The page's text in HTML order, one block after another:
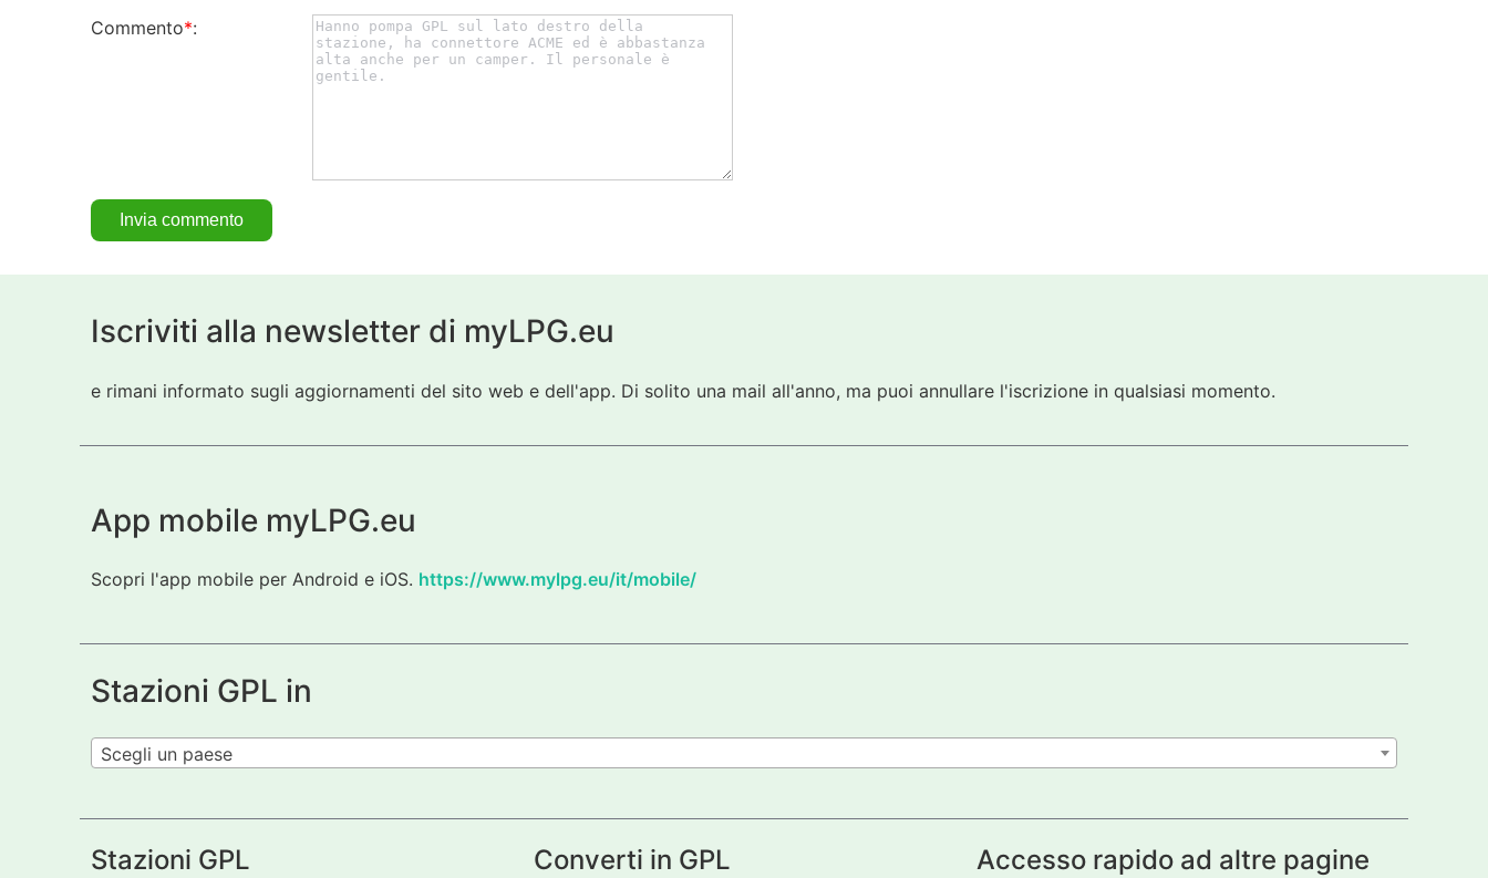
Commento*:
Iscriviti alla newsletter di myLPG.eu
e rimani informato sugli aggiornamenti del sito web e dell'app. Di solito una mail all'anno, ma puoi annullare l'iscrizione in qualsiasi momento.
App mobile myLPG.eu
Scopri l'app mobile per Android e iOS. https://www.mylpg.eu/it/mobile/
Stazioni GPL in
Scegli un paese
Stazioni GPL Converti in GPL Accesso rapido ad altre pagine